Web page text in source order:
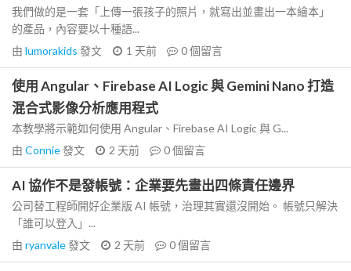
我們做的是一套「上傳一張孩子的照片，就寫出並畫出一本繪本」
的產品，內容要以十種語...
由 lumorakids 發文 1 天前 0個留言
使用 Angular、Firebase AI Logic 與 Gemini Nano 打造
混合式影像分析應用程式
本教學將示範如何使用 Angular、Firebase AI Logic 與 G...
由 Connie發文 2 天前 0個留言
AI 協作不是發帳號：企業要先畫出四條責任邊界
公司替工程師開好企業版 AI 帳號，治理其實還沒開始。 帳號只解決
「誰可以登入」...
由 ryanvale發文 2 天前 0個留言